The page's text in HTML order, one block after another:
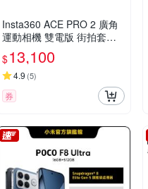
Insta360 ACE PRO 2 廣角
運動相機 雙電版 街拍套組
東城代理公司貨
$13,100
4.9 (5)
券